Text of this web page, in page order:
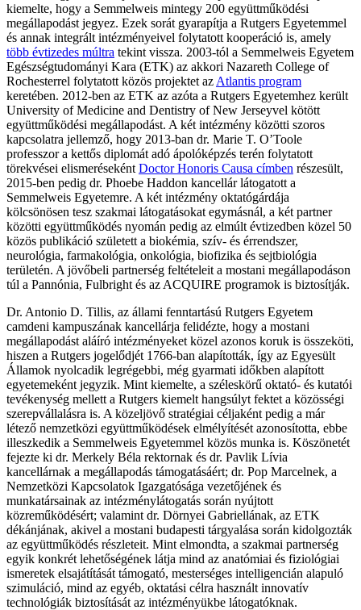
kiemelte, hogy a Semmelweis mintegy 200 együttműködési
megállapodást jegyez. Ezek sorát gyarapítja a Rutgers Egyetemmel
és annak integrált intézményeivel folytatott kooperáció is, amely
több évtizedes múltra tekint vissza. 2003-tól a Semmelweis Egyetem
Egészségtudományi Kara (ETK) az akkori Nazareth College of
Rochesterrel folytatott közös projektet az Atlantis program
keretében. 2012-ben az ETK az azóta a Rutgers Egyetemhez került
University of Medicine and Dentistry of New Jerseyvel kötött
együttműködési megállapodást. A két intézmény közötti szoros
kapcsolatra jellemző, hogy 2013-ban dr. Marie T. O’Toole
professzor a kettős diplomát adó ápolóképzés terén folytatott
törekvései elismeréseként Doctor Honoris Causa címben részesült,
2015-ben pedig dr. Phoebe Haddon kancellár látogatott a
Semmelweis Egyetemre. A két intézmény oktatógárdája
kölcsönösen tesz szakmai látogatásokat egymásnál, a két partner
közötti együttműködés nyomán pedig az elmúlt évtizedben közel 50
közös publikáció született a biokémia, szív- és érrendszer,
neurológia, farmakológia, onkológia, biofizika és sejtbiológia
területén. A jövőbeli partnerség feltételeit a mostani megállapodáson
túl a Pannónia, Fulbright és az ACQUIRE programok is biztosítják.
Dr. Antonio D. Tillis, az állami fenntartású Rutgers Egyetem
camdeni kampuszának kancellárja felidézte, hogy a mostani
megállapodást aláíró intézményeket közel azonos koruk is összeköti,
hiszen a Rutgers jogelődjét 1766-ban alapították, így az Egyesült
Államok nyolcadik legrégebbi, még gyarmati időkben alapított
egyetemeként jegyzik. Mint kiemelte, a széleskörű oktató- és kutatói
tevékenység mellett a Rutgers kiemelt hangsúlyt fektet a közösségi
szerepvállalásra is. A közeljövő stratégiai céljaként pedig a már
létező nemzetközi együttműködések elmélyítését azonosította, ebbe
illeszkedik a Semmelweis Egyetemmel közös munka is. Köszönetét
fejezte ki dr. Merkely Béla rektornak és dr. Pavlik Lívia
kancellárnak a megállapodás támogatásáért; dr. Pop Marcelnek, a
Nemzetközi Kapcsolatok Igazgatósága vezetőjének és
munkatársainak az intézménylátogatás során nyújtott
közreműködésért; valamint dr. Dörnyei Gabriellának, az ETK
dékánjának, akivel a mostani budapesti tárgyalása során kidolgozták
az együttműködés részleteit. Mint elmondta, a szakmai partnerség
egyik konkrét lehetőségének látja mind az anatómiai és fiziológiai
ismeretek elsajátítását támogató, mesterséges intelligencián alapuló
szimuláció, mind az egyéb, oktatási célra használt innovatív
technológiák biztosítását az intézményükbe látogatóknak.